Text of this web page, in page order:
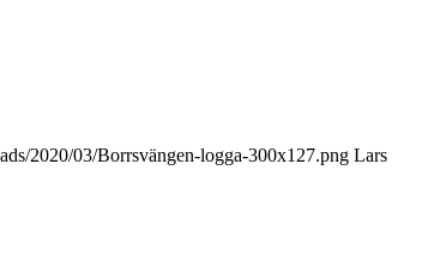
2020/03/Borrsvängen-logga-300x127.png Lars